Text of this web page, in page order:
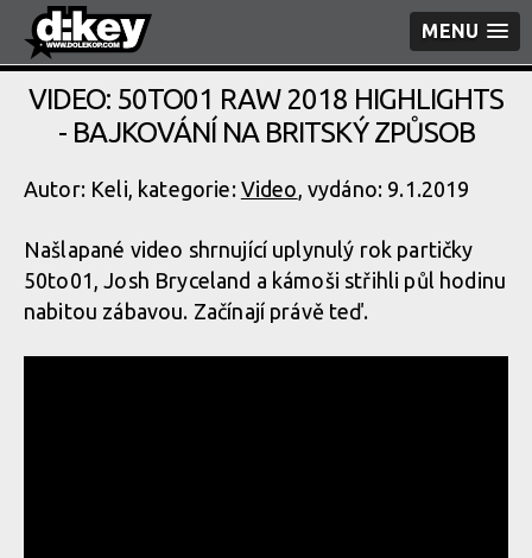
MENU
VIDEO: 50TO01 RAW 2018 HIGHLIGHTS
- BAJKOVÁNÍ NA BRITSKÝ ZPŮSOB
Autor: Keli, kategorie: Video, vydáno: 9.1.2019
Našlapané video shrnující uplynulý rok partičky
50to01, Josh Bryceland a kámoši střihli půl hodinu
nabitou zábavou. Začínají právě teď.